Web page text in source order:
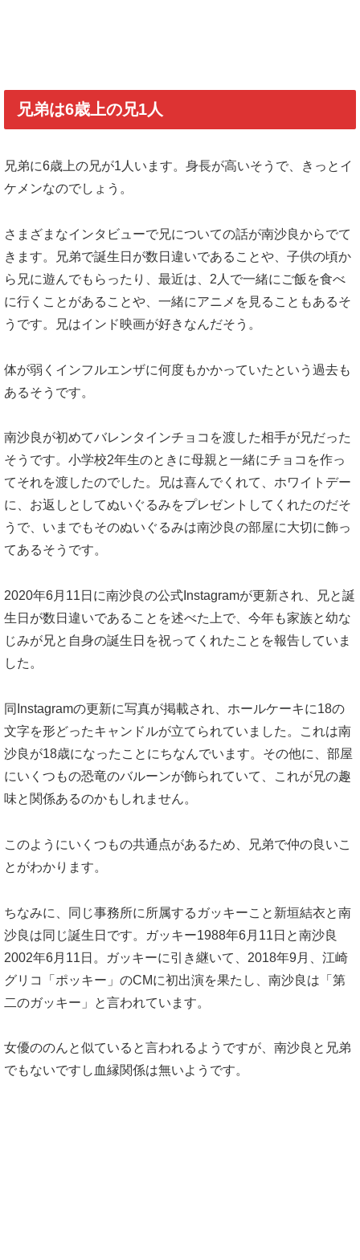
兄弟は6歳上の兄1人
兄弟に6歳上の兄が1人います。身長が高いそうで、きっとイ
ケメンなのでしょう。
さまざまなインタビューで兄についての話が南沙良からでて
きます。兄弟で誕生日が数日違いであることや、子供の頃か
ら兄に遊んでもらったり、最近は、2人で一緒にご飯を食べ
に行くことがあることや、一緒にアニメを見ることもあるそ
うです。兄はインド映画が好きなんだそう。
体が弱くインフルエンザに何度もかかっていたという過去も
あるそうです。
南沙良が初めてバレンタインチョコを渡した相手が兄だった
そうです。小学校2年生のときに母親と一緒にチョコを作っ
てそれを渡したのでした。兄は喜んでくれて、ホワイトデー
に、お返しとしてぬいぐるみをプレゼントしてくれたのだそ
うで、いまでもそのぬいぐるみは南沙良の部屋に大切に飾っ
てあるそうです。
2020年6月11日に南沙良の公式Instagramが更新され、兄と誕
生日が数日違いであることを述べた上で、今年も家族と幼な
じみが兄と自身の誕生日を祝ってくれたことを報告していま
した。
同Instagramの更新に写真が掲載され、ホールケーキに18の
文字を形どったキャンドルが立てられていました。これは南
沙良が18歳になったことにちなんでいます。その他に、部屋
にいくつもの恐竜のバルーンが飾られていて、これが兄の趣
味と関係あるのかもしれません。
このようにいくつもの共通点があるため、兄弟で仲の良いこ
とがわかります。
ちなみに、同じ事務所に所属するガッキーこと新垣結衣と南
沙良は同じ誕生日です。ガッキー1988年6月11日と南沙良
2002年6月11日。ガッキーに引き継いて、2018年9月、江崎
グリコ「ポッキー」のCMに初出演を果たし、南沙良は「第
二のガッキー」と言われています。
女優ののんと似ていると言われるようですが、南沙良と兄弟
でもないですし血縁関係は無いようです。